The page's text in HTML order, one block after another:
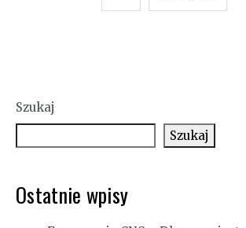
Szukaj
Szukaj
Ostatnie wpisy